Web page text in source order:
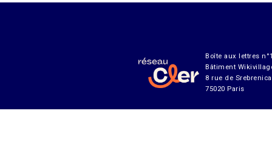
Boîte aux lettres
Bâtiment
8 rue de Srebrenica
75020 Paris